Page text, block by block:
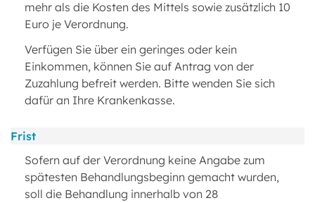
mehr als die Kosten des Mittels sowie zusätzlich 10
Euro je Verordnung.
Verfügen Sie über ein geringes oder kein
Einkommen, können Sie auf Antrag von der
Zuzahlung befreit werden. Bitte wenden Sie sich
dafür an Ihre Krankenkasse.
Frist
Sofern auf der Verordnung keine Angabe zum
spätesten Behandlungsbeginn gemacht wurden,
soll die Behandlung innerhalb von 28